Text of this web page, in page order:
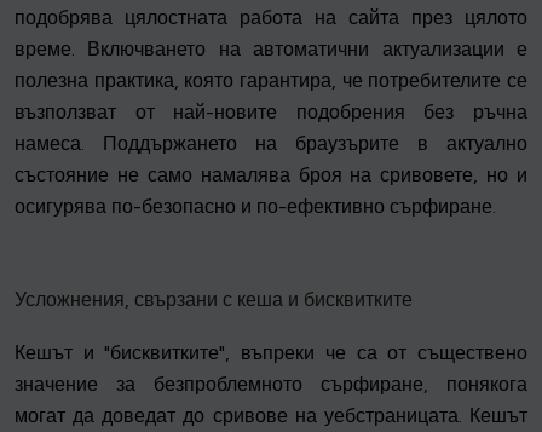
подобрява цялостната работа на сайта през цялото
време. Включването на автоматични актуализации е
полезна практика, която гарантира, че потребителите се
възползват от най-новите подобрения без ръчна
намеса. Поддържането на браузърите в актуално
състояние не само намалява броя на сривовете, но и
осигурява по-безопасно и по-ефективно сърфиране.
Усложнения, свързани с кеша и бисквитките
Кешът и "бисквитките", въпреки че са от съществено
значение за безпроблемното сърфиране, понякога
могат да доведат до сривове на уебстраницата. Кешът